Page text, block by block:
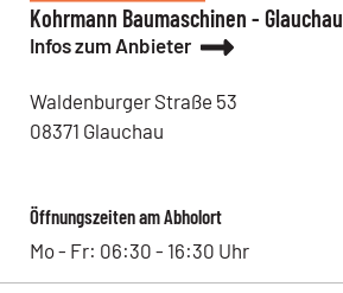
Kohrmann Baumaschinen - Glauchau
Infos zum Anbieter
Waldenburger Straße 53
08371 Glauchau
Öffnungszeiten am Abholort
Mo - Fr: 06:30 - 16:30 Uhr